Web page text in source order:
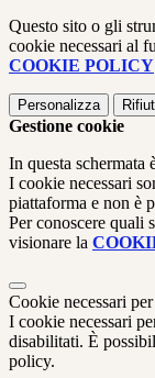
Questo sito o gli
cookie necessari al
COOKIE POLICY
Personalizza
Gestione cookie
In questa schermata
I cookie necessari
piattaforma e non è
Per conoscere quali
visionare la
Cookie necessari
I cookie necessari
disabilitati. È
policy.